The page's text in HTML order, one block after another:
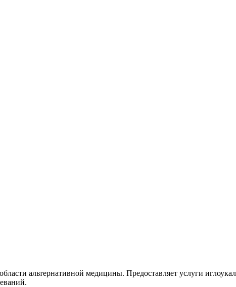
альтернативной медицины. Предоставляет услуги